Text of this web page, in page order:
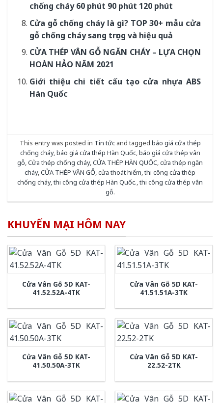
chống cháy 60 phút 90 phút 120 phút
Cửa gỗ chống cháy là gì? TOP 30+ mẫu cửa
gỗ chống cháy sang trọng và hiệu quả
CỬA THÉP VÂN GỖ NGĂN CHÁY – LỰA CHỌN
HOÀN HẢO NĂM 2021
Giới thiệu chi tiết cấu tạo cửa nhựa ABS
Hàn Quốc
This entry was posted in Tin tứcand tagged báo giá cửa thép
chống cháy,báo giá cửa thép Hàn Quốc,báo giá cửa thép vân
gỗ,Cửa thép chống cháy,CỬA THÉP HÀN QUỐC,cửa thép ngăn
cháy,CỬA THÉP VÂN GỖ,cửa thoát hiểm,thi công cửa thép
chống cháy,thi công cửa thép Hàn Quốc.,thi công cửa thép vân
gỗ.
KHUYẾN MẠI HÔM NAY
Cửa Vân Gỗ 5D KAT-
41.52.52A-4TK
Cửa Vân Gỗ 5D KAT-
41.51.51A-3TK
Cửa Vân Gỗ 5D KAT-
41.50.50A-3TK
Cửa Vân Gỗ 5D KAT-
22.52-2TK